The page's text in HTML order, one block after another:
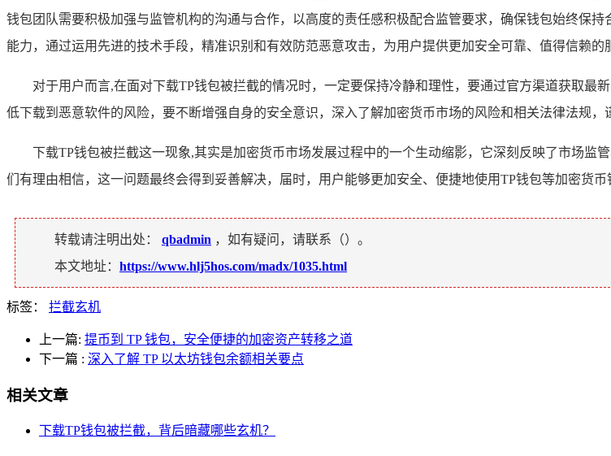
钱包团队需要积极加强与监管机构的沟通与合作，以高度的责任感积极配合监管要求，确保钱包始终保
能力，通过运用先进的技术手段，精准识别和有效防范恶意攻击，为用户提供更加安全可靠、值得信赖的
对于用户而言,在面对下载TP钱包被拦截的情况时，一定要保持冷静和理性，要通过官方渠道获取最
低下载到恶意软件的风险，要不断增强自身的安全意识，深入了解加密货币市场的风险和相关法律法规，
下载TP钱包被拦截这一现象,其实是加密货币市场发展过程中的一个生动缩影，它深刻反映了市场
们有理由相信，这一问题最终会得到妥善解决，届时，用户能够更加安全、便捷地使用TP钱包等加密货
转载请注明出处： qbadmin ，如有疑问，请联系（）。
本文地址： https://www.hlj5hos.com/madx/1035.html
标签： 拦截玄机
上一篇: 提币到 TP 钱包，安全便捷的加密资产转移之道
下一篇 : 深入了解 TP 以太坊钱包余额相关要点
相关文章
下载TP钱包被拦截，背后暗藏哪些玄机？